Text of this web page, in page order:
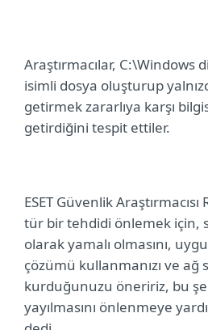
Araştırmacılar, C:\Windows
isimli dosya oluşturup
getirmek zararlıya karşı
getirdiğini tespit ettiler.
ESET Güvenlik
tür bir tehdidi önlemek için,
olarak yamalı olmasını,
çözümü kullanmanızı ve
kurduğunuzu öneririz, bu
yayılmasını önlenmeye